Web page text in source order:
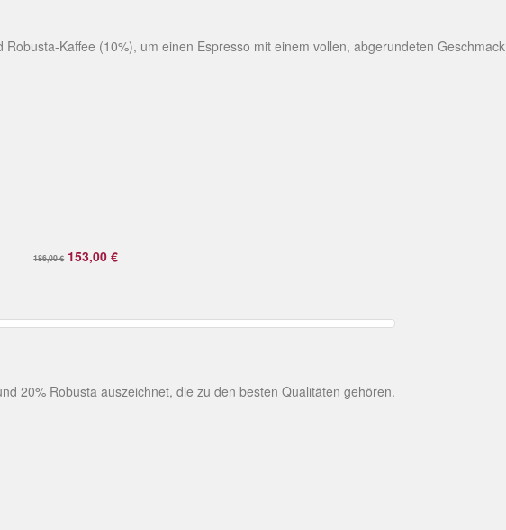
Kaffee (10%), um einen Espresso mit einem vollen, abgerundeten Geschmack
186,00 € 153,00 €
20% Robusta auszeichnet, die zu den besten Qualitäten gehören.